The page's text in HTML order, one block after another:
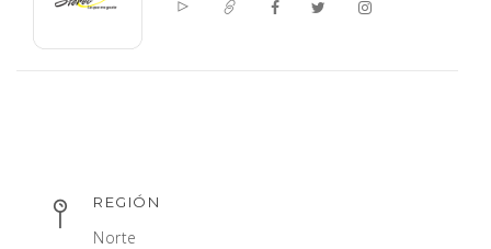
REGIÓN
Norte